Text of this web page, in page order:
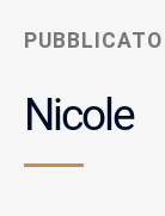
Nicole